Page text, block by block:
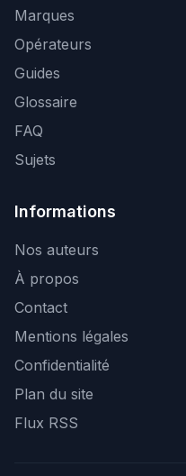
Marques
Opérateurs
Guides
Glossaire
FAQ
Sujets
Informations
Nos auteurs
À propos
Contact
Mentions légales
Confidentialité
Plan du site
Flux RSS